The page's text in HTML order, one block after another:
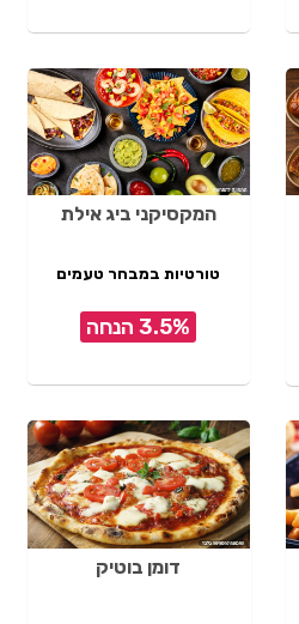
המקסיקני ביג אילת
טורטיות במבחר טעמים
3.5% הנחה
דומן בוטיק